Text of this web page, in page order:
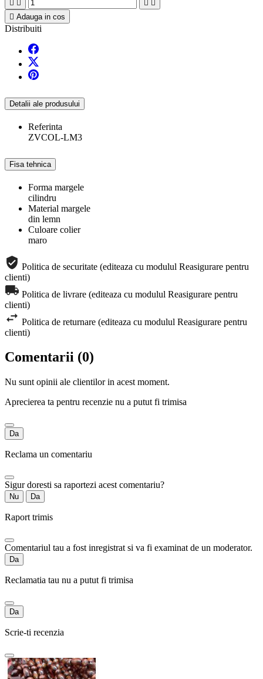
 Adauga in cos
Distribuiti
Detalii ale produsului
Referinta
ZVCOL-LM3
Fisa tehnica
Forma margele
cilindru
Material margele
din lemn
Culoare colier
maro
Politica de securitate (editeaza cu modulul Reasigurare pentru
clienti)
Politica de livrare (editeaza cu modulul Reasigurare pentru
clienti)
Politica de returnare (editeaza cu modulul Reasigurare pentru
clienti)
Comentarii (0)
Nu sunt opinii ale clientilor in acest moment.
Aprecierea ta pentru recenzie nu a putut fi trimisa
Da
Reclama un comentariu
Sigur doresti sa raportezi acest comentariu?
Nu Da
Raport trimis
Comentariul tau a fost inregistrat si va fi examinat de un moderator.
Da
Reclamatia tau nu a putut fi trimisa
Da
Scrie-ti recenzia